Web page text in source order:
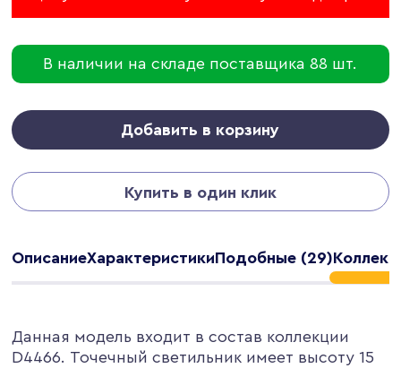
В наличии на складе поставщика 88 шт.
Добавить в корзину
Купить в один клик
ОписаниеХарактеристикиПодобные (29)
Данная модель входит в состав коллекции
D4466. Точечный светильник имеет высоту 15